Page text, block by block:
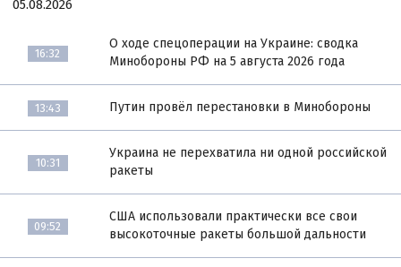
05.08.2026
16:32
О ходе спецоперации на Украине: сводка
Минобороны РФ на 5 августа 2026 года
13:43 Путин провёл перестановки в Минобороны
10:31
Украина не перехватила ни одной российской
ракеты
09:52
США использовали практически все свои
высокоточные ракеты большой дальности